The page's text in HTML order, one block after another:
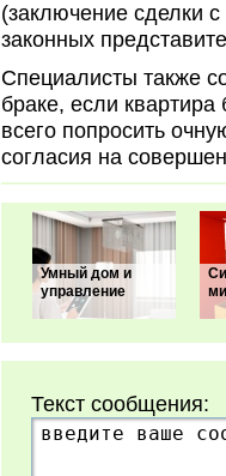
(заключение сделки
законных
Специалисты также
браке, если
всего попросить
согласия на
Умный дом и
управление
Текст сообщения: